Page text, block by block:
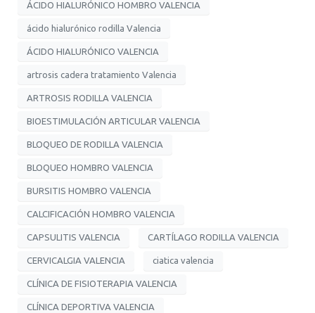
ÁCIDO HIALURÓNICO HOMBRO VALENCIA
ácido hialurónico rodilla Valencia
ÁCIDO HIALURÓNICO VALENCIA
artrosis cadera tratamiento Valencia
ARTROSIS RODILLA VALENCIA
BIOESTIMULACIÓN ARTICULAR VALENCIA
BLOQUEO DE RODILLA VALENCIA
BLOQUEO HOMBRO VALENCIA
BURSITIS HOMBRO VALENCIA
CALCIFICACIÓN HOMBRO VALENCIA
CAPSULITIS VALENCIA CARTÍLAGO RODILLA VALENCIA
CERVICALGIA VALENCIA ciatica valencia
CLÍNICA DE FISIOTERAPIA VALENCIA
CLÍNICA DEPORTIVA VALENCIA